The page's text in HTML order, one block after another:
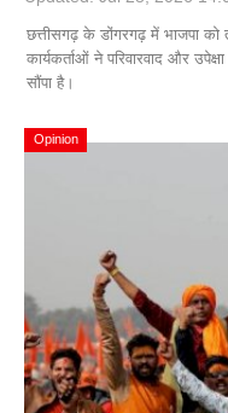
छत्तीसगढ़ के डोंगरगढ़ में भाजपा
कार्यकर्ताओं ने परिवारवाद और
सौंपा है।
Opinion